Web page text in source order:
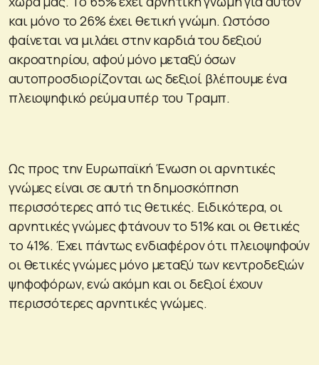
και μόνο το 26% έχει θετική γνώμη. Ωστόσο
φαίνεται να μιλάει στην καρδιά του δεξιού
ακροατηρίου, αφού μόνο μεταξύ όσων
αυτοπροσδιορίζονται ως δεξιοί βλέπουμε ένα
πλειοψηφικό ρεύμα υπέρ του Τραμπ.
Ως προς την Ευρωπαϊκή Ένωση οι αρνητικές
γνώμες είναι σε αυτή τη δημοσκόπηση
περισσότερες από τις θετικές. Ειδικότερα, οι
αρνητικές γνώμες φτάνουν το 51% και οι θετικές
το 41%. Έχει πάντως ενδιαφέρον ότι πλειοψηφούν
οι θετικές γνώμες μόνο μεταξύ των κεντροδεξιών
ψηφοφόρων, ενώ ακόμη και οι δεξιοί έχουν
περισσότερες αρνητικές γνώμες.